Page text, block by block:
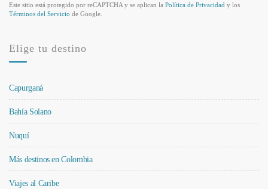
Este sitio está protegido por reCAPTCHA y se aplican la Política de Privacidad y los
Términos del Servicio de Google.
Elige tu destino
Capurganá
Bahía Solano
Nuquí
Más destinos en Colombia
Viajes al Caribe